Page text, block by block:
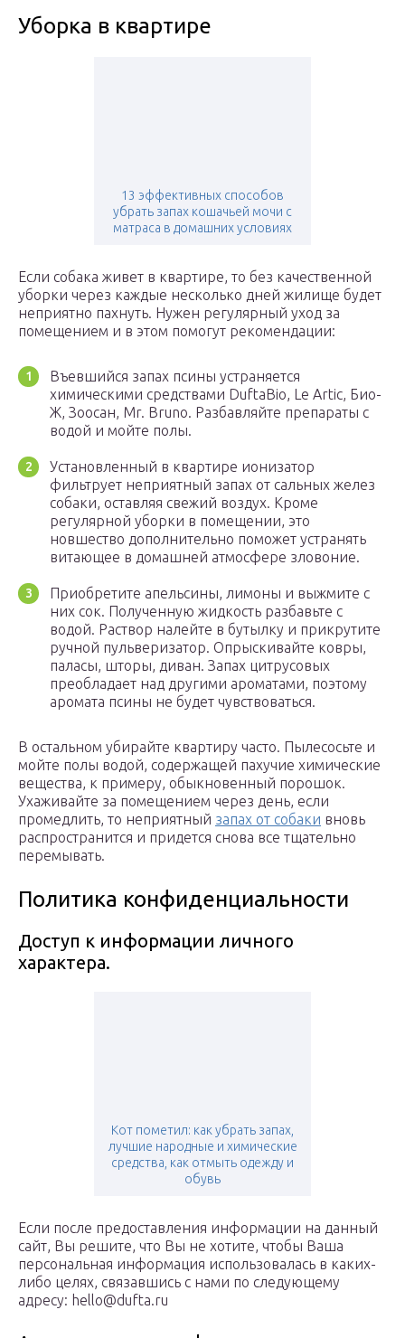
Уборка в квартире
13 эффективных способов
убрать запах кошачьей мочи с
матраса в домашних условиях
Если собака живет в квартире, то без качественной
уборки через каждые несколько дней жилище будет
неприятно пахнуть. Нужен регулярный уход за
помещением и в этом помогут рекомендации:
Въевшийся запах псины устраняется
химическими средствами DuftaBio, Le Artic, Био-
Ж, Зоосан, Mr. Bruno. Разбавляйте препараты с
водой и мойте полы.
Установленный в квартире ионизатор
фильтрует неприятный запах от сальных желез
собаки, оставляя свежий воздух. Кроме
регулярной уборки в помещении, это
новшество дополнительно поможет устранять
витающее в домашней атмосфере зловоние.
Приобретите апельсины, лимоны и выжмите с
них сок. Полученную жидкость разбавьте с
водой. Раствор налейте в бутылку и прикрутите
ручной пульверизатор. Опрыскивайте ковры,
паласы, шторы, диван. Запах цитрусовых
преобладает над другими ароматами, поэтому
аромата псины не будет чувствоваться.
В остальном убирайте квартиру часто. Пылесосьте и
мойте полы водой, содержащей пахучие химические
вещества, к примеру, обыкновенный порошок.
Ухаживайте за помещением через день, если
промедлить, то неприятный запах от собаки вновь
распространится и придется снова все тщательно
перемывать.
Политика конфиденциальности
Доступ к информации личного
характера.
Кот пометил: как убрать запах,
лучшие народные и химические
средства, как отмыть одежду и
обувь
Если после предоставления информации на данный
сайт, Вы решите, что Вы не хотите, чтобы Ваша
персональная информация использовалась в каких-
либо целях, связавшись с нами по следующему
адресу: hello@dufta.ru